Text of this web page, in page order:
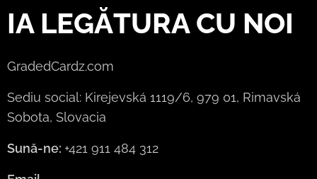
IA LEGĂTURA CU NOI
GradedCardz.com
Sediu social: Kirejevská 1119/6, 979 01, Rimavská
Sobota, Slovacia
Sună-ne: +421 911 484 312